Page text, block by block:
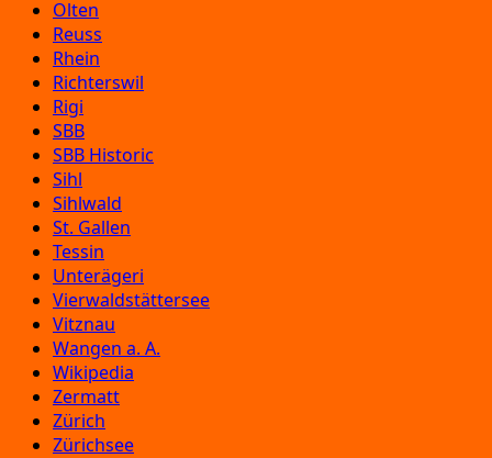
Olten
Reuss
Rhein
Richterswil
Rigi
SBB
SBB Historic
Sihl
Sihlwald
St. Gallen
Tessin
Unterägeri
Vierwaldstättersee
Vitznau
Wangen a. A.
Wikipedia
Zermatt
Zürich
Zürichsee